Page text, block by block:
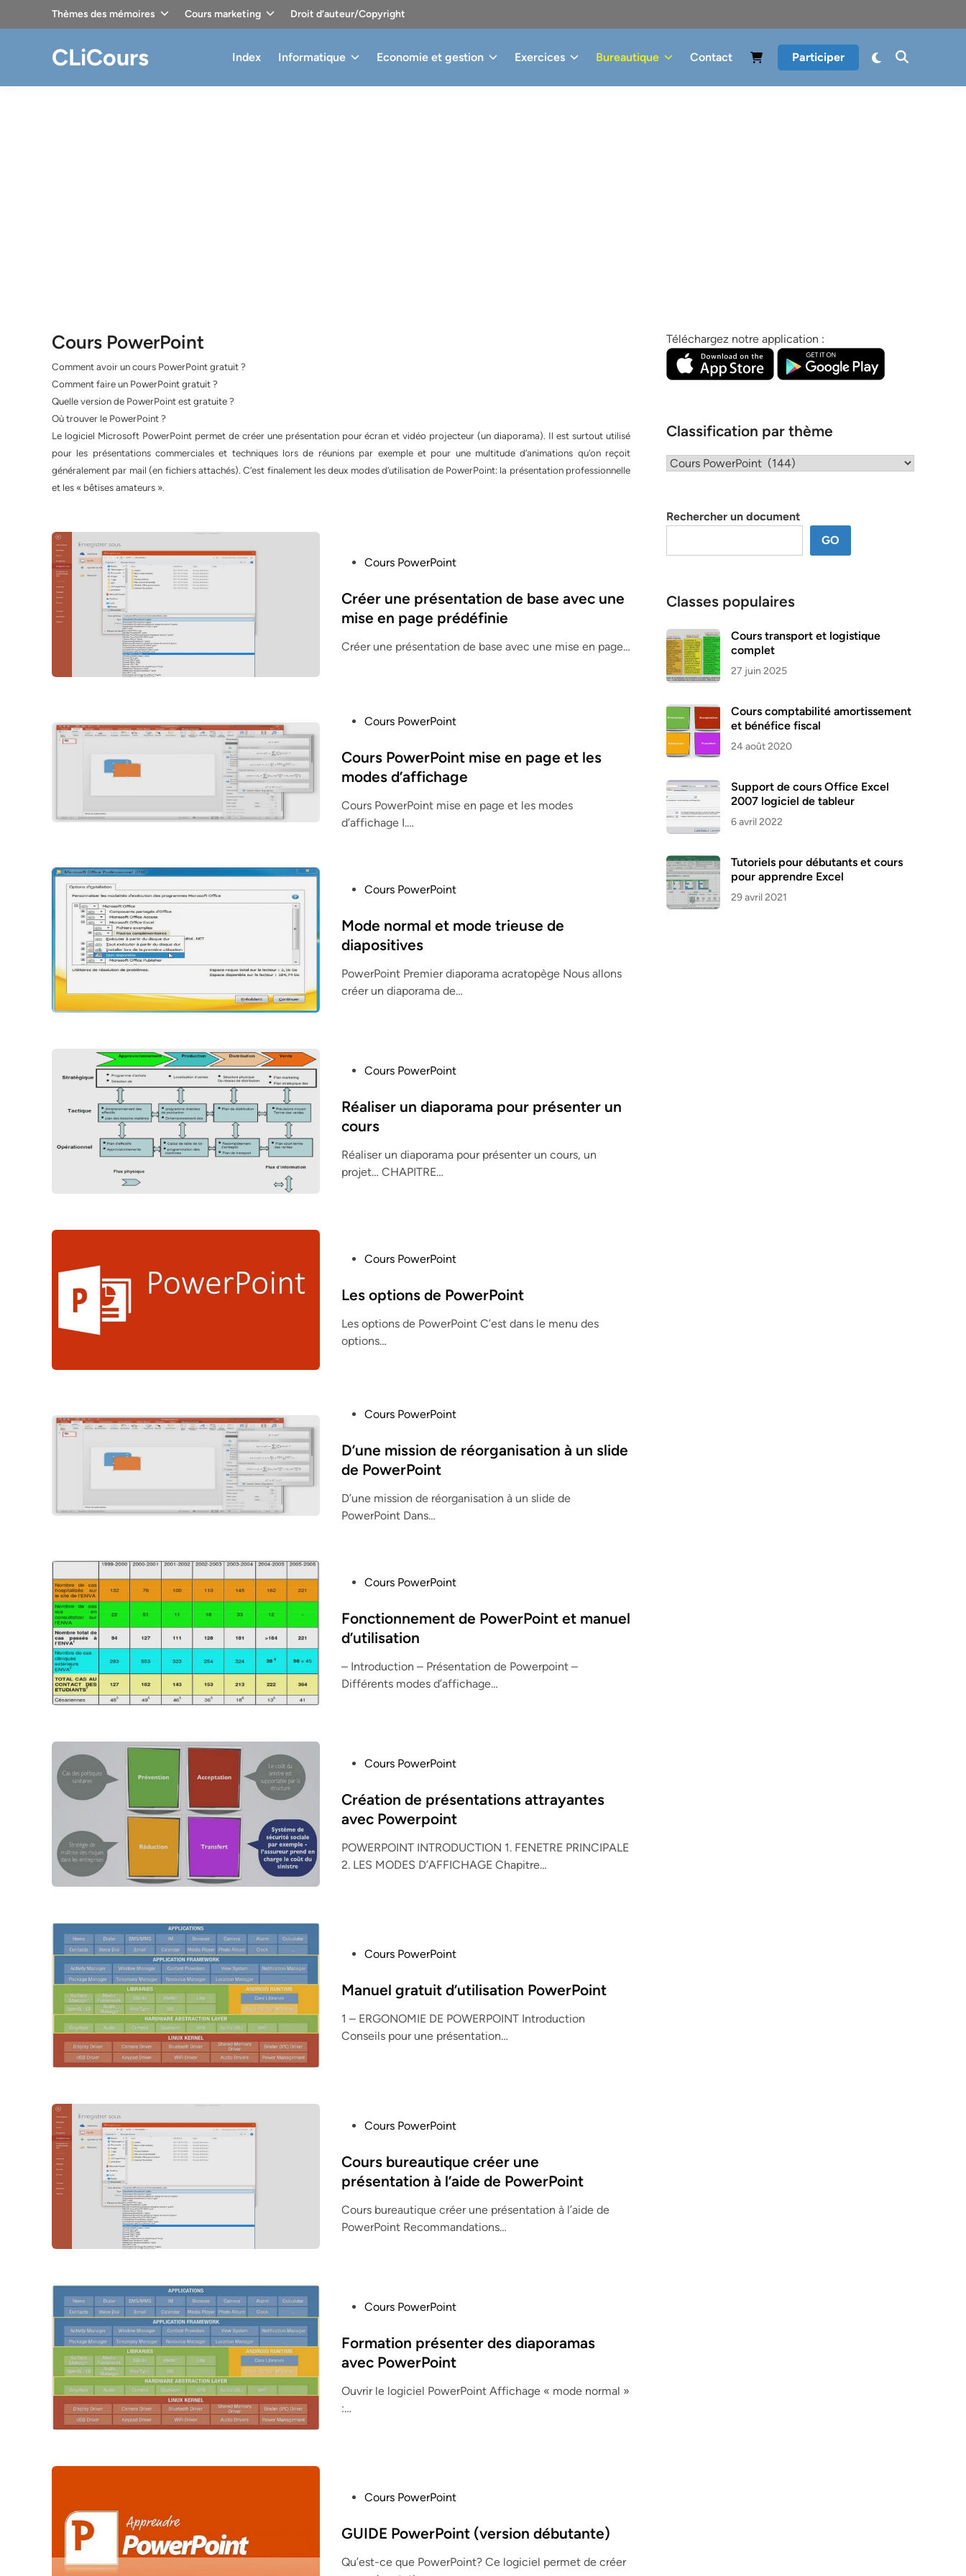
Thèmes des mémoires Cours marketing Droit d’auteur/Copyright
CLiCours Index Informatique Economie et gestion Exercices Bureautique Contact Participer
Cours PowerPoint
Comment avoir un cours PowerPoint gratuit ?
Comment faire un PowerPoint gratuit ?
Quelle version de PowerPoint est gratuite ?
Où trouver le PowerPoint ?
Le logiciel Microsoft PowerPoint permet de créer une présentation pour écran et vidéo projecteur (un diaporama). Il est surtout utilisé
pour les présentations commerciales et techniques lors de réunions par exemple et pour une multitude d’animations qu’on reçoit
généralement par mail (en fichiers attachés). C’est finalement les deux modes d’utilisation de PowerPoint: la présentation professionnelle
et les « bêtises amateurs ».
s
t
d
Cours PowerPoint
Créer une présentation de base avec une
mise en page prédéfinie
Créer une présentation de base avec une mise en page…
s
t
d
i
Cours PowerPoint
Cours PowerPoint mise en page et les
modes d’affichage
Cours PowerPoint mise en page et les modes
d’affichage I.…
s
t
d
i
Cours PowerPoint
Mode normal et mode trieuse de
diapositives
PowerPoint Premier diaporama acratopège Nous allons
créer un diaporama de…
s
t
d
i
Cours PowerPoint
Réaliser un diaporama pour présenter un
cours
Réaliser un diaporama pour présenter un cours, un
projet… CHAPITRE…
s
e
d
Cours PowerPoint
Les options de PowerPoint
Les options de PowerPoint C’est dans le menu des
options…
s
t
d
i
Cours PowerPoint
D’une mission de réorganisation à un slide
de PowerPoint
D’une mission de réorganisation à un slide de
PowerPoint Dans…
s
t
d
i
Cours PowerPoint
Fonctionnement de PowerPoint et manuel
d’utilisation
– Introduction – Présentation de Powerpoint –
Différents modes d’affichage…
s
t
d
i
Cours PowerPoint
Création de présentations attrayantes
avec Powerpoint
POWERPOINT INTRODUCTION 1. FENETRE PRINCIPALE
2. LES MODES D’AFFICHAGE Chapitre…
s
e
d
Cours PowerPoint
Manuel gratuit d’utilisation PowerPoint
1 – ERGONOMIE DE POWERPOINT Introduction
Conseils pour une présentation…
s
t
e
d
i
Cours PowerPoint
Cours bureautique créer une
présentation à l’aide de PowerPoint
Cours bureautique créer une présentation à l’aide de
PowerPoint Recommandations…
s
t
d
i
Cours PowerPoint
Formation présenter des diaporamas
avec PowerPoint
Ouvrir le logiciel PowerPoint Affichage « mode normal »
:…
s
e
Cours PowerPoint
GUIDE PowerPoint (version débutante)
Qu’est-ce que PowerPoint? Ce logiciel permet de créer
Téléchargez notre application :
Classification par thème
Classification
Rechercher un document
GO
Classes populaires
Cours transport et logistique
complet
27 juin 2025
Cours comptabilité amortissement
et bénéfice fiscal
24 août 2020
Support de cours Office Excel
2007 logiciel de tableur
6 avril 2022
Tutoriels pour débutants et cours
pour apprendre Excel
29 avril 2021